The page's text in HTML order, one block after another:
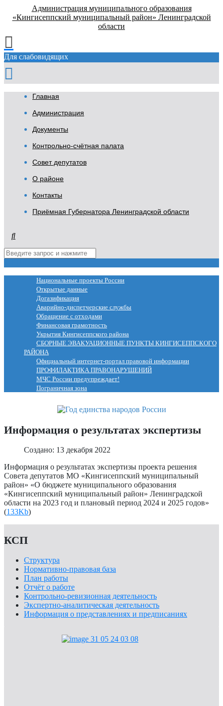
Администрация муниципального образования
«Кингисеппский муниципальный район» Ленинградской
области
Для слабовидящих
Главная
Администрация
Документы
Контрольно-счётная палата
Совет депутатов
О районе
Контакты
Приёмная Губернатора Ленинградской области
Национальные проекты России
Открытые данные
Догазификация
Аварийно-диспетчерские службы
Обращение с отходами
Финансовая грамотность
Укрытия Кингисеппского района
СБОРНЫЕ ЭВАКУАЦИОННЫЕ ПУНКТЫ КИНГИСЕППСКОГО
РАЙОНА
Официальный интернет-портал правовой информации
ПРОФИЛАКТИКА ПРАВОНАРУШЕНИЙ
МЧС России предупреждает!
Пограничная зона
Информация о результатах экспертизы
Создано: 13 декабря 2022
Информация о результатах экспертизы проекта решения
Совета депутатов МО «Кингисеппский муниципальный
район» «О бюджете муниципального образования
«Кингисеппский муниципальный район» Ленинградской
области на 2023 год и плановый период 2024 и 2025 годов»
(133Kb)
КСП
Структура
Нормативно-правовая база
План работы
Отчёт о работе
Контрольно-ревизионная деятельность
Экспертно-аналитическая деятельность
Информация о представлениях и предписаниях